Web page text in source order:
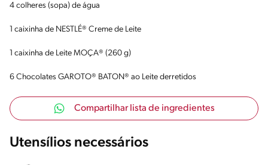
4 colheres (sopa) de água
1 caixinha de NESTLÉ® Creme de Leite
1 caixinha de Leite MOÇA® (260 g)
6 Chocolates GAROTO® BATON® ao Leite derretidos
Compartilhar lista de ingredientes
Utensílios necessários